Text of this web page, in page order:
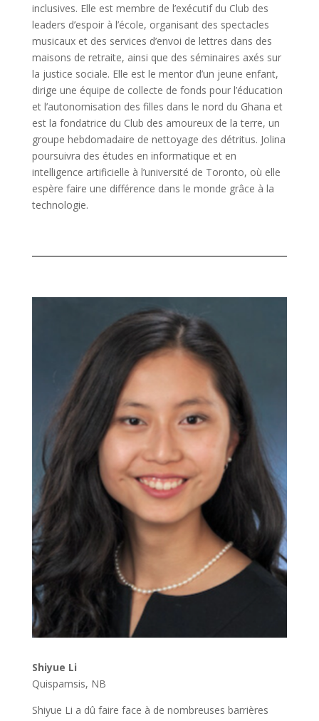
inclusives. Elle est membre de l’exécutif du Club des
leaders d’espoir à l’école, organisant des spectacles
musicaux et des services d’envoi de lettres dans des
maisons de retraite, ainsi que des séminaires axés sur
la justice sociale. Elle est le mentor d’un jeune enfant,
dirige une équipe de collecte de fonds pour l’éducation
et l’autonomisation des filles dans le nord du Ghana et
est la fondatrice du Club des amoureux de la terre, un
groupe hebdomadaire de nettoyage des détritus. Jolina
poursuivra des études en informatique et en
intelligence artificielle à l’université de Toronto, où elle
espère faire une différence dans le monde grâce à la
technologie.
Shiyue Li
Quispamsis, NB
Shiyue Li a dû faire face à de nombreuses barrières